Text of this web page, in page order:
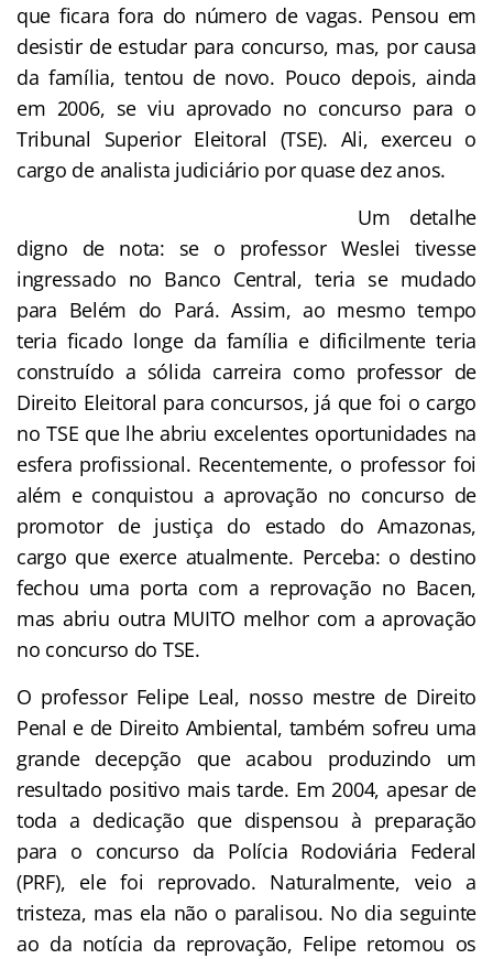
que ficara fora do número de vagas. Pensou em
desistir de estudar para concurso, mas, por causa
da família, tentou de novo. Pouco depois, ainda
em 2006, se viu aprovado no concurso para o
Tribunal Superior Eleitoral (TSE). Ali, exerceu o
cargo de analista judiciário por quase dez anos.
Um detalhe
digno de nota: se o professor Weslei tivesse
ingressado no Banco Central, teria se mudado
para Belém do Pará. Assim, ao mesmo tempo
teria ficado longe da família e dificilmente teria
construído a sólida carreira como professor de
Direito Eleitoral para concursos, já que foi o cargo
no TSE que lhe abriu excelentes oportunidades na
esfera profissional. Recentemente, o professor foi
além e conquistou a aprovação no concurso de
promotor de justiça do estado do Amazonas,
cargo que exerce atualmente. Perceba: o destino
fechou uma porta com a reprovação no Bacen,
mas abriu outra MUITO melhor com a aprovação
no concurso do TSE.
O professor Felipe Leal, nosso mestre de Direito
Penal e de Direito Ambiental, também sofreu uma
grande decepção que acabou produzindo um
resultado positivo mais tarde. Em 2004, apesar de
toda a dedicação que dispensou à preparação
para o concurso da Polícia Rodoviária Federal
(PRF), ele foi reprovado. Naturalmente, veio a
tristeza, mas ela não o paralisou. No dia seguinte
ao da notícia da reprovação, Felipe retomou os